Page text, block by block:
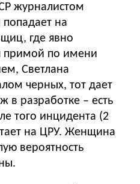
журналистом
на
где явно
примой по имени
Светлана
черных, тот дает
в разработке – есть
того инцидента (2
на ЦРУ. Женщина
вероятность